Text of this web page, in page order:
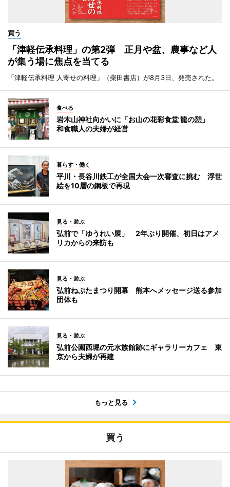
買う
「津軽伝承料理」の第2弾 正月や盆、農事など人
が集う場に焦点を当てる
「津軽伝承料理 人寄せの料理」（柴田書店）が8月3日、発売された。
食べる
岩木山神社向かいに「お山の花彩食堂 龍の憩」
和食職人の夫婦が経営
暮らす・働く
平川・長谷川鉄工が全国大会一次審査に挑む 浮世
絵を10層の鋼板で再現
見る・遊ぶ
弘前で「ゆうれい展」 2年ぶり開催、初日はアメ
リカからの来訪も
見る・遊ぶ
弘前ねぷたまつり開幕 熊本へメッセージ送る参加
団体も
見る・遊ぶ
弘前公園西堀の元水族館跡にギャラリーカフェ 東
京から夫婦が再建
もっと見る
買う